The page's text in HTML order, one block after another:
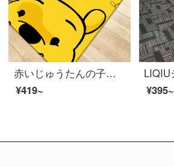
赤いじゅうたんの子供部屋のベッドのそばでins簡単に部屋を予約します。黄色の熊の80 x 120 cmは水洗いできます。
¥419~
¥395~